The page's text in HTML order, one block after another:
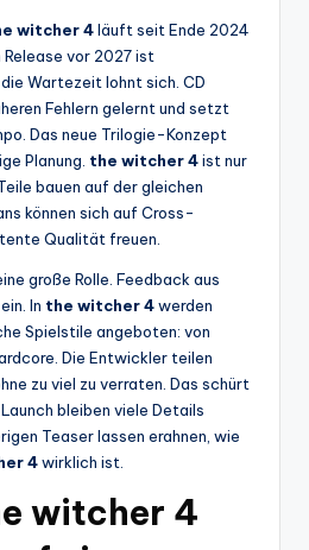
witcher 4läuft seit Ende 2024
Release vor 2027 ist
Wartezeit lohnt sich. CD
Fehlern gelernt und setzt
Das neue Trilogie-Konzept
Planung. the witcher 4ist nur
bauen auf der gleichen
können sich auf Cross-
Qualität freuen.
große Rolle. Feedback aus
In the witcher 4werden
Spielstile angeboten: von
Die Entwickler teilen
zu viel zu verraten. Das schürt
bleiben viele Details
Teaser lassen erahnen, wie
4wirklich ist.
witcher 4